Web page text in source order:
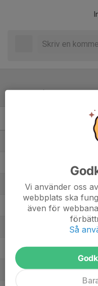
Tabell
3. Stuvsta IF
4. Tullinge BK
5. Skogås-Trångsunds FF
6. Newroz FC
7. Bollmora Internacional IKF
Vi använder oss
webbplats ska
även för
Så